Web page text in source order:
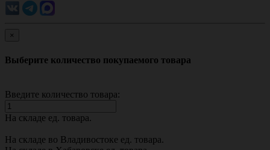
×
Выберите количество покупаемого товара
Введите количество товара:
На складе ед. товара.
На складе во Владивостоке ед. товара.